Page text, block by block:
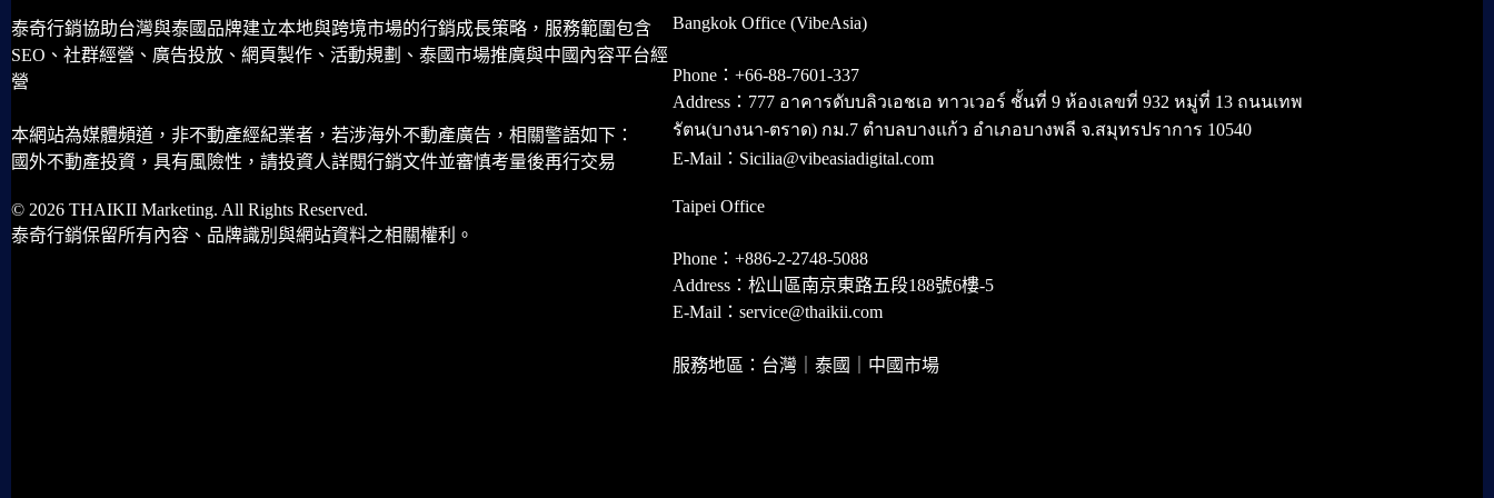
泰奇行銷協助台灣與泰國品牌建立本地與跨境市場的行銷成長策略，服務範圍包含
SEO、社群經營、廣告投放、網頁製作、活動規劃、泰國市場推廣與中國內容平台經
營
本網站為媒體頻道，非不動產經紀業者，若涉海外不動產廣告，相關警語如下：
國外不動產投資，具有風險性，請投資人詳閱行銷文件並審慎考量後再行交易
© 2026 THAIKII Marketing. All Rights Reserved.
泰奇行銷保留所有內容、品牌識別與網站資料之相關權利。
Bangkok Office (VibeAsia)
Phone：+66-88-7601-337
Address：777 อาคารดับบลิวเอชเอ ทาวเวอร์ ชั้นที่ 9 ห้องเลขที่ 932 หมู่ที่ 13 ถนนเทพ
รัตน(บางนา-ตราด) กม.7 ตำบลบางแก้ว อำเภอบางพลี จ.สมุทรปราการ 10540
E-Mail：Sicilia@vibeasiadigital.com
Taipei Office
Phone：+886-2-2748-5088
Address：松山區南京東路五段188號6樓-5
E-Mail：service@thaikii.com
服務地區：台灣｜泰國｜中國市場